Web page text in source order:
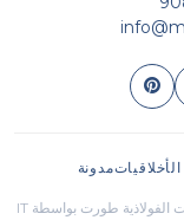
مدونة
2026 جميع الحقوق محفوظة. شركة مصنع متولي للمنتجات الفولاذية طورت بواسطة IT